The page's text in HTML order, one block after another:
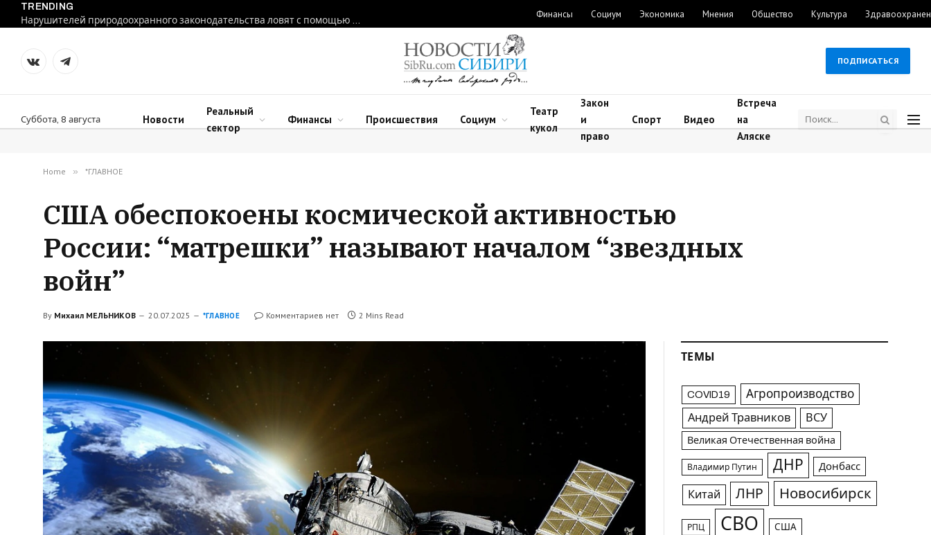
TRENDING
Нарушителей природоохранного законодательства ловят с помощью дронов в Новосибирской области
Финансы Социум Экономика Мнения Общество Культура
VKontakteTelegram
ПОДПИСАТЬСЯ
Суббота, 8 августа Новости
Реальный
сектор
Финансы Происшествия Социум
Театр
кукол
Закон
и
право
Спорт Видео
Встреча
на
Аляске
Home » *ГЛАВНОЕ
США обеспокоены космической активностью
России: “матрешки” называют началом “звездных
войн”
By Михаил МЕЛЬНИКОВ 20.07.2025 *ГЛАВНОЕ Комментариев нет 2 Mins Read
ТЕМЫ
COVID19 Агропроизводство
Андрей Травников ВСУ
Великая Отечественная война
Владимир Путин ДНР Донбасс
Китай ЛНР Новосибирск
РПЦ СВО США